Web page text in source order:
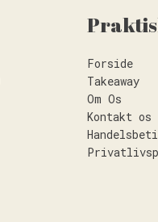
Forside
Takeaway
Om Os
Kontakt os